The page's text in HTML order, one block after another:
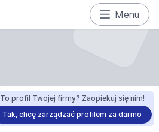
Menu
To profil Twojej firmy? Zaopiekuj się nim!
Tak, chcę zarządzać profilem za darmo